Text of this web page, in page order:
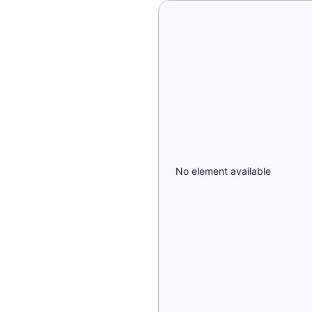
No element available